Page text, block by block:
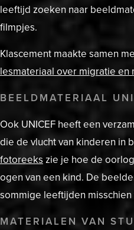
leeftijd zoeken naar
filmpjes.
Klascement maakte samen
lesmateriaal over migratie en
BEELDMATERIAAL
Ook UNICEF heeft een
die de vlucht van kinderen in
fotoreeks zie je hoe de
ogen van een kind. De
sommige leeftijden
MATERIALEN VAN